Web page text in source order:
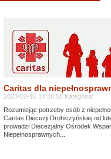
Caritas dla
2023-02-16 14:38:58 Kategoria:
Rozumiejąc potrzeby osób z
Caritas Diecezji Drohiczyńskiej od
prowadzi Diecezjalny Ośrodek
Niepełnosprawnych...